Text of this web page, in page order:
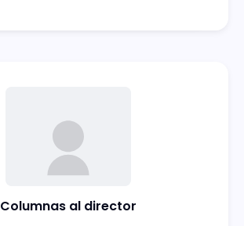
Columnas al director